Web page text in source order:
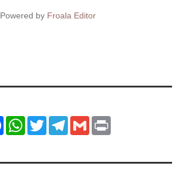
Powered by Froala Editor
FacebookWhatsApp
TwitterTelegram
Gmail